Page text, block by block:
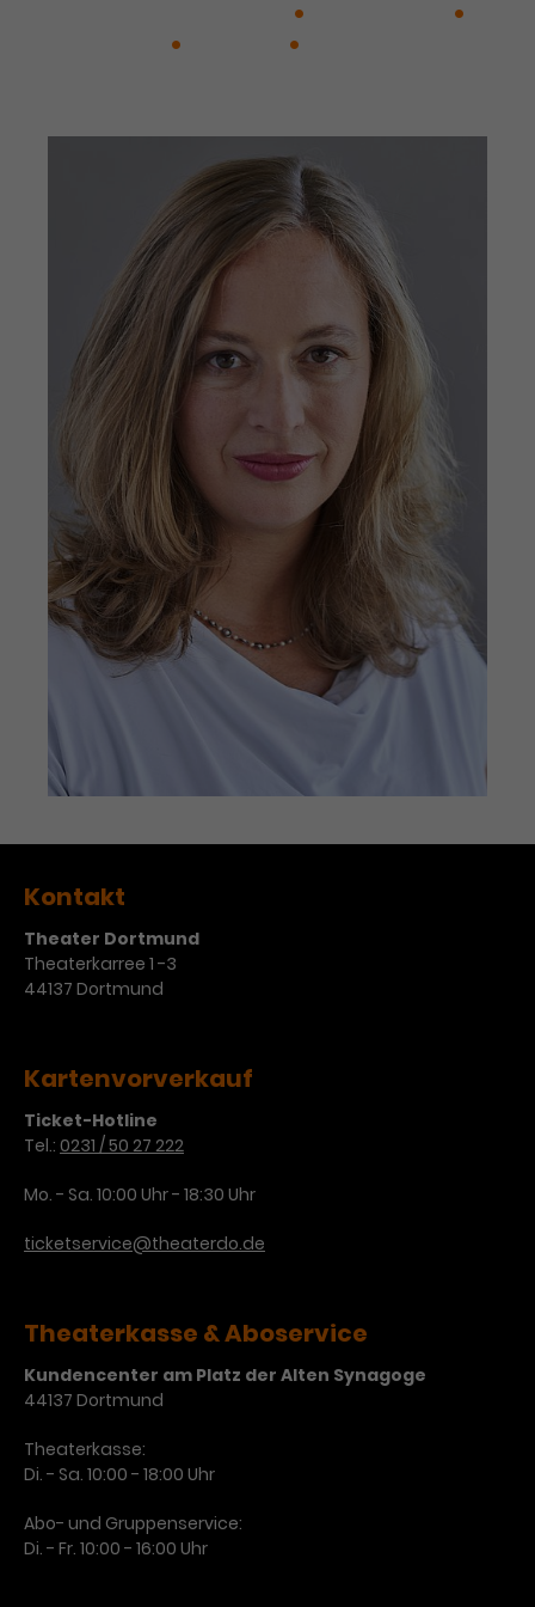
Kontakt
Theater Dortmund
Theaterkarree 1 -3
44137 Dortmund
Kartenvorverkauf
Ticket-Hotline
Tel.: 0231 / 50 27 222
Mo. - Sa. 10:00 Uhr - 18:30 Uhr
ticketservice@theaterdo.de
Theaterkasse & Aboservice
Kundencenter am Platz der Alten Synagoge
44137 Dortmund
Theaterkasse:
Di. - Sa. 10:00 - 18:00 Uhr
Abo- und Gruppenservice:
Di. - Fr. 10:00 - 16:00 Uhr